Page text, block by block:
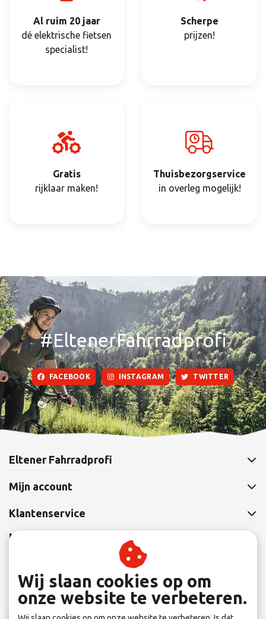
Al ruim 20 jaar
dé elektrische fietsen
specialist!
Scherpe
prijzen!
Gratis
rijklaar maken!
Thuisbezorgservice
in overleg mogelijk!
#EltenerFahrradprofi
FACEBOOK INSTAGRAM TWITTER
Eltener Fahrradprofi
Mijn account
Klantenservice
Nieuwsbrief
Abonneer je op onze nieuwsbrief om op de hoogte te blijven.
Wij slaan cookies op om
onze website te verbeteren.